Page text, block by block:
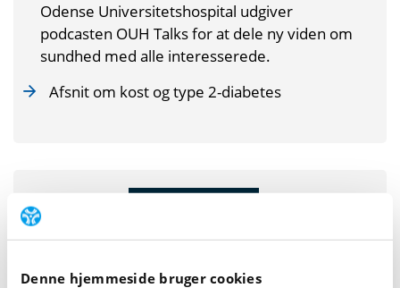
Denne hjemmeside bruger cookies
Odense Universitetshospital udgiver
podcasten OUH Talks for at dele ny viden om
sundhed med alle interesserede.
Afsnit om kost og type 2-diabetes